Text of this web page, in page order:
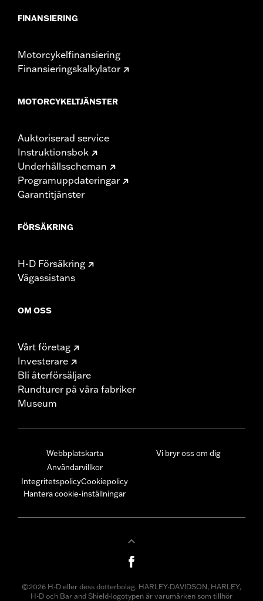
FINANSIERING
Motorcykelfinansiering
Finansieringskalkylator
MOTORCYKELTJÄNSTER
Auktoriserad service
Instruktionsbok
Underhållsscheman
Programuppdateringar
Garantitjänster
FÖRSÄKRING
H-D Försäkring
Vägassistans
OM OSS
Vårt företag
Investerare
Bli återförsäljare
Rundturer på våra fabriker
Museum
Webbplatskarta
Användarvillkor
IntegritetspolicyCookiepolicy
Hantera cookie-inställningar
Vi bryr oss om dig
©2026 H-D eller dess dotterbolag. HARLEY-DAVIDSON, HARLEY,
H-D och Bar and Shield-logotypen är varumärken som tillhör